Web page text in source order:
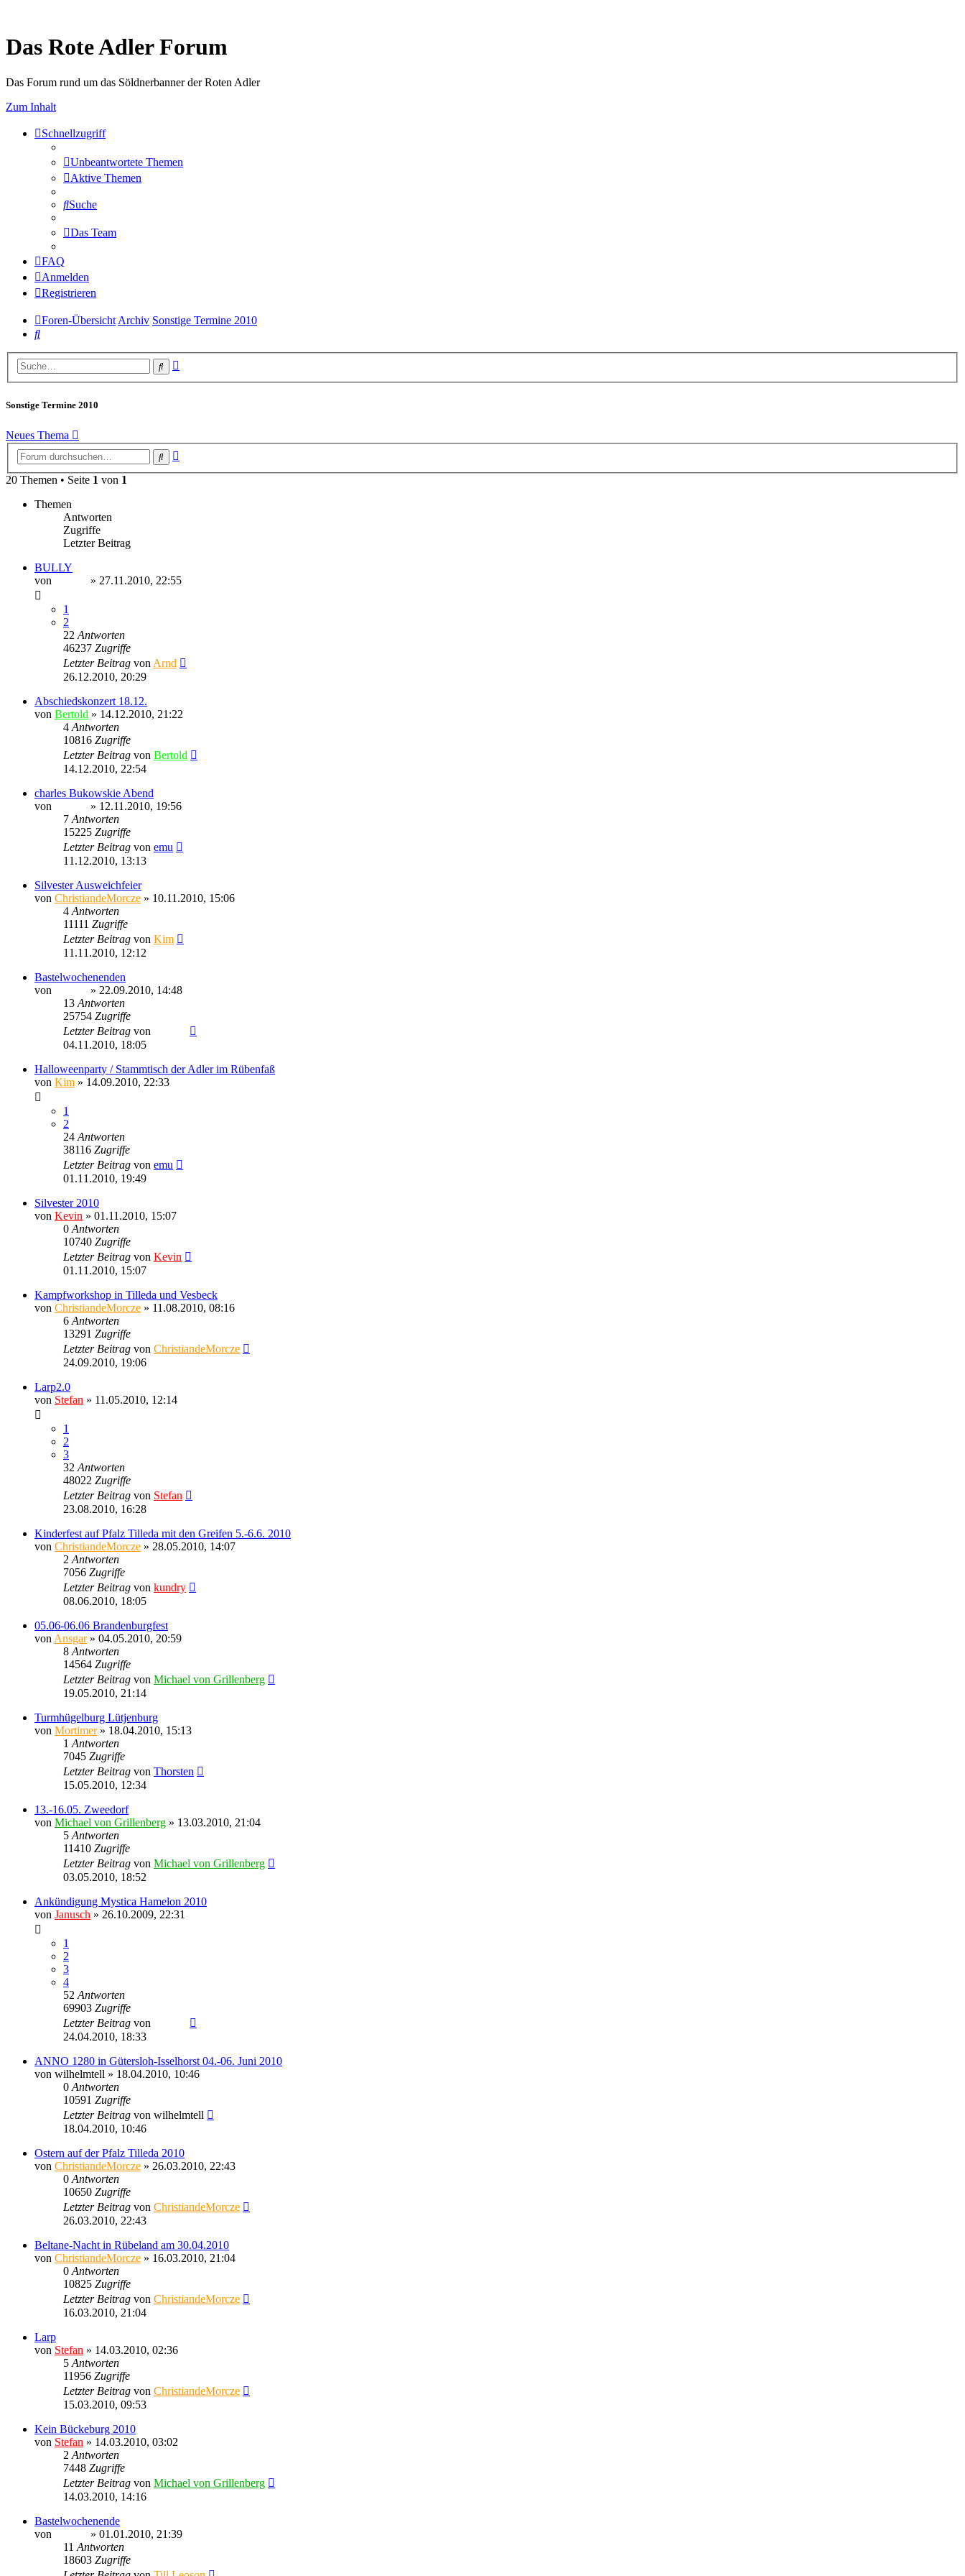
Das Rote Adler Forum
Das Forum rund um das Söldnerbanner der Roten Adler
Zum Inhalt
Schnellzugriff
Unbeantwortete Themen
Aktive Themen
Suche
Das Team
FAQ
Anmelden
Registrieren
Foren-Übersicht Archiv Sonstige Termine 2010
Suche
Suche
Sonstige Termine 2010
Neues Thema
Suche
20 Themen • Seite 1 von 1
Themen
Antworten
Zugriffe
Letzter Beitrag
BULLY
von
» 27.11.2010, 22:55
1
2
22Antworten
46237 Zugriffe
Letzter Beitrag vonArnd
26.12.2010, 20:29
Abschiedskonzert 18.12.
von Bertold » 14.12.2010, 21:22
4Antworten
10816 Zugriffe
Letzter Beitrag von Bertold
14.12.2010, 22:54
charles Bukowskie Abend
von
» 12.11.2010, 19:56
7Antworten
15225 Zugriffe
Letzter Beitrag von emu
11.12.2010, 13:13
Silvester Ausweichfeier
von ChristiandeMorcze » 10.11.2010, 15:06
4Antworten
11111 Zugriffe
Letzter Beitrag von Kim
11.11.2010, 12:12
Bastelwochenenden
von
» 22.09.2010, 14:48
13Antworten
25754 Zugriffe
Letzter Beitrag von
04.11.2010, 18:05
Halloweenparty / Stammtisch der Adler im Rübenfaß
von Kim » 14.09.2010, 22:33
1
2
24Antworten
38116 Zugriffe
Letzter Beitrag von emu
01.11.2010, 19:49
Silvester 2010
von Kevin » 01.11.2010, 15:07
0Antworten
10740 Zugriffe
Letzter Beitrag von Kevin
01.11.2010, 15:07
Kampfworkshop in Tilleda und Vesbeck
von ChristiandeMorcze » 11.08.2010, 08:16
6Antworten
13291 Zugriffe
Letzter Beitrag von ChristiandeMorcze
24.09.2010, 19:06
Larp2.0
von Stefan » 11.05.2010, 12:14
1
2
3
32Antworten
48022 Zugriffe
Letzter Beitrag von Stefan
23.08.2010, 16:28
Kinderfest auf Pfalz Tilleda mit den Greifen 5.-6.6. 2010
von ChristiandeMorcze » 28.05.2010, 14:07
2Antworten
7056 Zugriffe
Letzter Beitrag von kundry
08.06.2010, 18:05
05.06-06.06 Brandenburgfest
vonAnsgar» 04.05.2010, 20:59
8Antworten
14564 Zugriffe
Letzter Beitrag von Michael von Grillenberg
19.05.2010, 21:14
Turmhügelburg Lütjenburg
von Mortimer» 18.04.2010, 15:13
1Antworten
7045 Zugriffe
Letzter Beitrag von Thorsten
15.05.2010, 12:34
13.-16.05. Zweedorf
von Michael von Grillenberg » 13.03.2010, 21:04
5Antworten
11410 Zugriffe
Letzter Beitrag von Michael von Grillenberg
03.05.2010, 18:52
Ankündigung Mystica Hamelon 2010
von Janusch » 26.10.2009, 22:31
1
2
3
4
52Antworten
69903 Zugriffe
Letzter Beitrag von
24.04.2010, 18:33
ANNO 1280 in Gütersloh-Isselhorst 04.-06. Juni 2010
von wilhelmtell » 18.04.2010, 10:46
0Antworten
10591 Zugriffe
Letzter Beitrag von wilhelmtell
18.04.2010, 10:46
Ostern auf der Pfalz Tilleda 2010
von ChristiandeMorcze » 26.03.2010, 22:43
0Antworten
10650 Zugriffe
Letzter Beitrag von ChristiandeMorcze
26.03.2010, 22:43
Beltane-Nacht in Rübeland am 30.04.2010
von ChristiandeMorcze » 16.03.2010, 21:04
0Antworten
10825 Zugriffe
Letzter Beitrag von ChristiandeMorcze
16.03.2010, 21:04
Larp
von Stefan » 14.03.2010, 02:36
5Antworten
11956 Zugriffe
Letzter Beitrag von ChristiandeMorcze
15.03.2010, 09:53
Kein Bückeburg 2010
von Stefan » 14.03.2010, 03:02
2Antworten
7448 Zugriffe
Letzter Beitrag von Michael von Grillenberg
14.03.2010, 14:16
Bastelwochenende
von
» 01.01.2010, 21:39
11Antworten
18603 Zugriffe